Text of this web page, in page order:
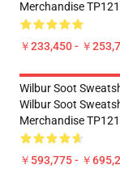
Merchandise
￥233,450 - ￥
Wilbur Soot
Wilbur Soot
Merchandise
￥593,775 - ￥